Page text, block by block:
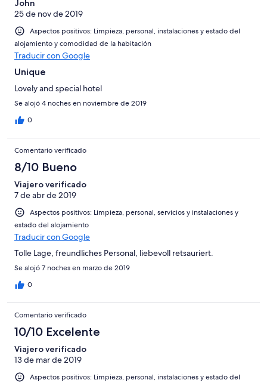
Normal
Mediocre
puntuación
de
Horrible
John
25 de nov de 2019
Aspectos positivos: Limpieza, personal, instalaciones y estado del
alojamiento y comodidad de la habitación
Traducir con Google
Unique
Lovely and special hotel
Se alojó 4 noches en noviembre de 2019
0
Comentario verificado
8/10 Bueno
Viajero verificado
7 de abr de 2019
Aspectos positivos: Limpieza, personal, servicios y instalaciones y
estado del alojamiento
Traducir con Google
Tolle Lage, freundliches Personal, liebevoll retsauriert.
Se alojó 7 noches en marzo de 2019
0
Comentario verificado
10/10 Excelente
Viajero verificado
13 de mar de 2019
Aspectos positivos: Limpieza, personal, instalaciones y estado del